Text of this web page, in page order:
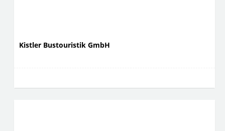
Kistler Bustouristik GmbH